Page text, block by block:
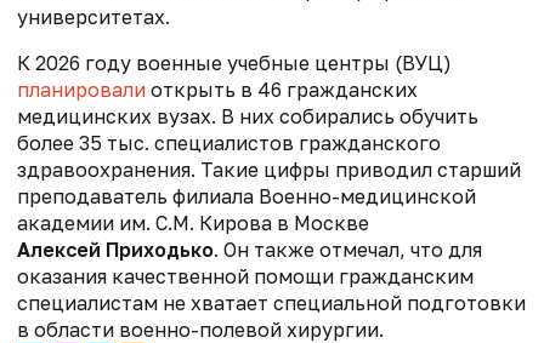
университетах.
К 2026 году военные учебные центры (ВУЦ)
планировали открыть в 46 гражданских
медицинских вузах. В них собирались обучить
более 35 тыс. специалистов гражданского
здравоохранения. Такие цифры приводил старший
преподаватель филиала Военно-медицинской
академии им. С.М. Кирова в Москве
Алексей Приходько. Он также отмечал, что для
оказания качественной помощи гражданским
специалистам не хватает специальной подготовки
в области военно-полевой хирургии.